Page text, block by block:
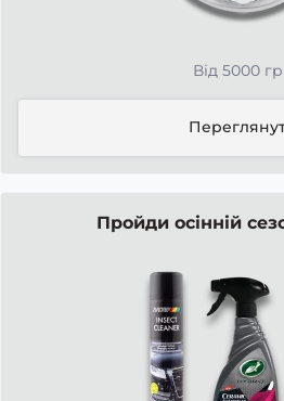
Від 5000
Пройди осінній